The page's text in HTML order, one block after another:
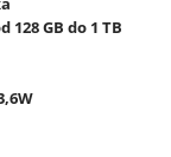
128 GB do 1 TB